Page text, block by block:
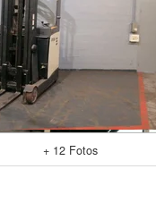
+ 12 Fotos